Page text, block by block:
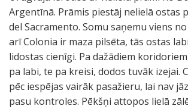
Argentīnā. Prāmis piestāj nelielā ostas
del Sacramento. Somu saņemu viens
arī Colonia ir maza pilsēta, tās ostas
lidostas cienīgi. Pa dažādiem
pa labi, te pa kreisi, dodos tuvāk izejai.
pēc iespējas vairāk pasažieru, lai nav
pasu kontroles. Pēkšņi attopos lielā